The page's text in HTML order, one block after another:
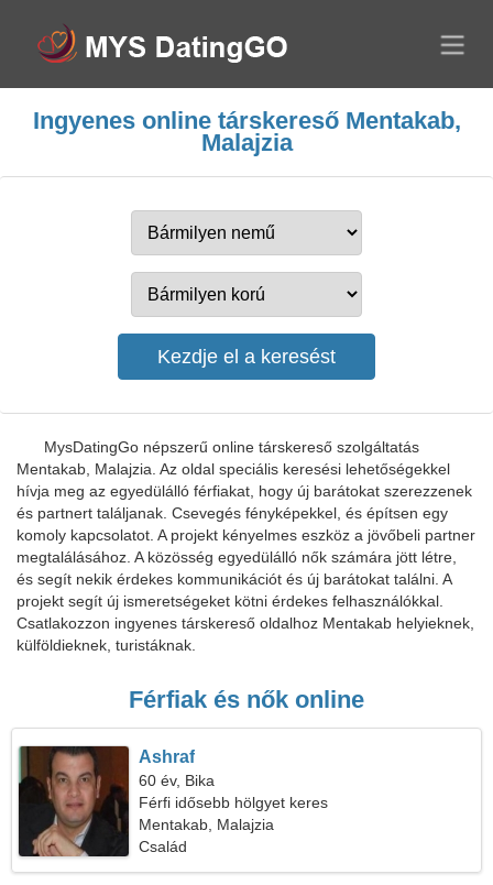
Ingyenes online társkereső Mentakab,
Malajzia
MysDatingGo népszerű online társkereső szolgáltatás
Mentakab, Malajzia. Az oldal speciális keresési lehetőségekkel
hívja meg az egyedülálló férfiakat, hogy új barátokat szerezzenek
és partnert találjanak. Csevegés fényképekkel, és építsen egy
komoly kapcsolatot. A projekt kényelmes eszköz a jövőbeli partner
megtalálásához. A közösség egyedülálló nők számára jött létre,
és segít nekik érdekes kommunikációt és új barátokat találni. A
projekt segít új ismeretségeket kötni érdekes felhasználókkal.
Csatlakozzon ingyenes társkereső oldalhoz Mentakab helyieknek,
külföldieknek, turistáknak.
Férfiak és nők online
Ashraf
60 év, Bika
Férfi idősebb hölgyet keres
Mentakab, Malajzia
Család